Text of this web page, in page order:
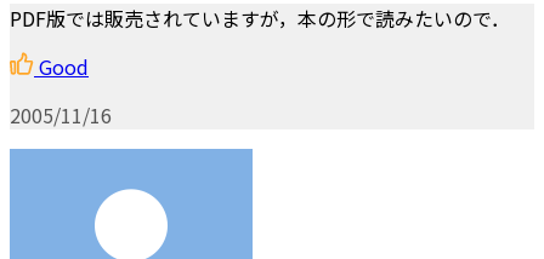
PDF版では販売されていますが，本の形で読みたいので．
Good
2005/11/16